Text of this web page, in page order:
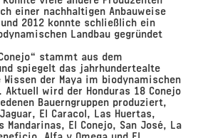
einer nachhaltigen Anbauweise
2012 konnte schließlich ein
Landbau gegründet
stammt aus dem
spiegelt das jahrhundertealte
der Maya im biodynamischen
Aktuell wird der Honduras 18 Conejo
Bauerngruppen produziert,
El Caracol, Las Huertas,
Mandarinas, El Conejo, San José, La
Alfa y Omega und El